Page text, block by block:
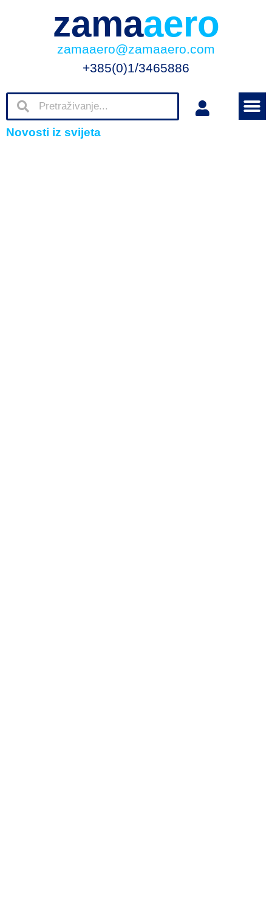
zamaaero
zamaaero@zamaaero.com
+385(0)1/3465886
Novosti iz svijeta